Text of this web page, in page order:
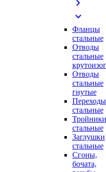
chevron_right
expand_more
Фланцы
стальные
Отводы
стальные
Отводы
стальные
гнутые
Переходы
стальные
Тройники
стальные
Заглушки
стальные
Сгоны,
бочата,